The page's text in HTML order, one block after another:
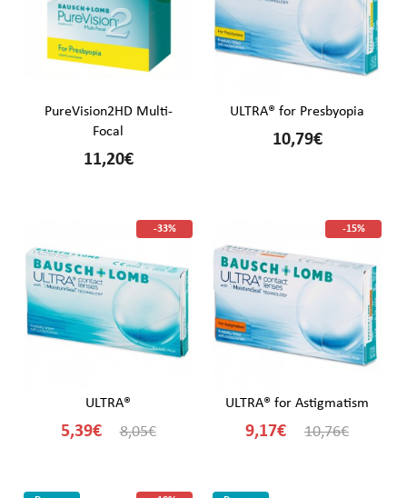
PureVision2HD Multi-
Focal
11,20€
ULTRA® for Presbyopia
10,79€
-33%
ULTRA®
5,39€ 8,05€
-15%
ULTRA® for Astigmatism
9,17€ 10,76€